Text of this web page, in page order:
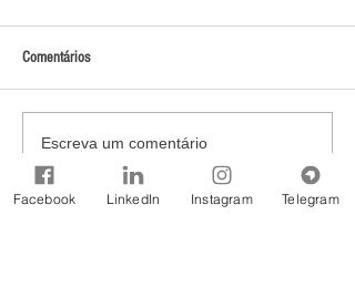
Comentários
Escreva um comentário
Facebook LinkedIn Instagram Telegram